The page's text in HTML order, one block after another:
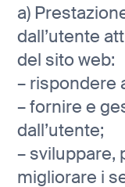
a)
dall’utente
del sito web:
– rispondere
– fornire e
dall’utente;
– sviluppare,
migliorare i